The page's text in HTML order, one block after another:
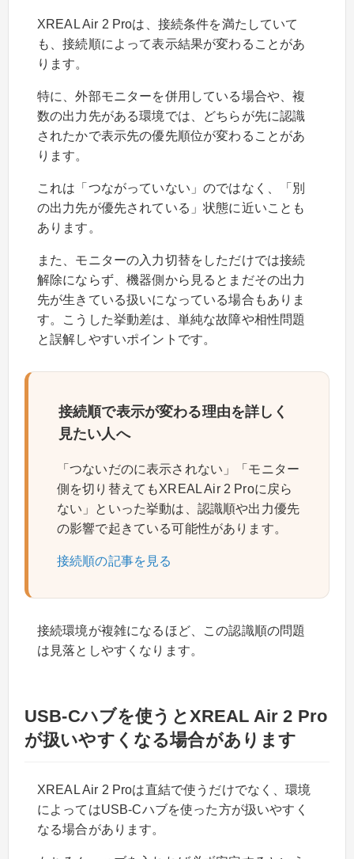
XREAL Air 2 Proは、接続条件を満たしていて
も、接続順によって表示結果が変わることがあ
ります。
特に、外部モニターを併用している場合や、複
数の出力先がある環境では、どちらが先に認識
されたかで表示先の優先順位が変わることがあ
ります。
これは「つながっていない」のではなく、「別
の出力先が優先されている」状態に近いことも
あります。
また、モニターの入力切替をしただけでは接続
解除にならず、機器側から見るとまだその出力
先が生きている扱いになっている場合もありま
す。こうした挙動差は、単純な故障や相性問題
と誤解しやすいポイントです。
接続順で表示が変わる理由を詳しく
見たい人へ
「つないだのに表示されない」「モニター
側を切り替えてもXREAL Air 2 Proに戻ら
ない」といった挙動は、認識順や出力優先
の影響で起きている可能性があります。
接続順の記事を見る
接続環境が複雑になるほど、この認識順の問題
は見落としやすくなります。
USB-Cハブを使うとXREAL Air 2 Pro
が扱いやすくなる場合があります
XREAL Air 2 Proは直結で使うだけでなく、環境
によってはUSB-Cハブを使った方が扱いやすく
なる場合があります。